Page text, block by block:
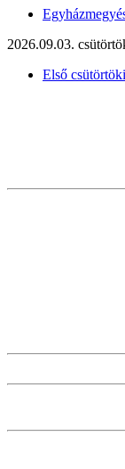
2026.09.03.
Első